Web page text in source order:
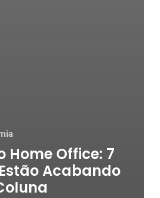
Home Office: 7
Acabando